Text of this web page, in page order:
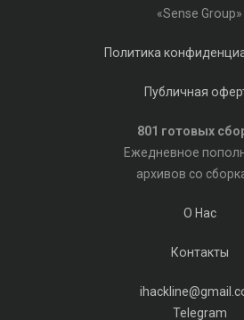
«Sense Group»
Политика
Публичная
801 готовых
Ежедневное
архивов со
О Нас
Контакты
Telegram